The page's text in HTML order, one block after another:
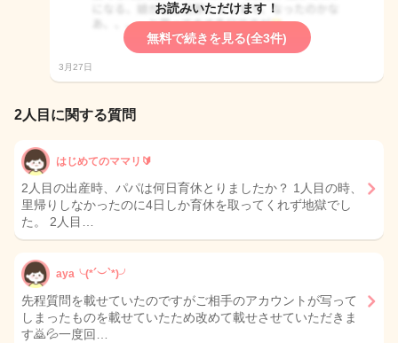
お読みいただけます！
無料で続きを見る(全3件)
3月27日
2人目に関する質問
はじめてのママリ🔰
2人目の出産時、パパは何日育休とりましたか？ 1人目の時、
里帰りしなかったのに4日しか育休を取ってくれず地獄でし
た。 2人目…
aya╰(*´︶`*)╯
先程質問を載せていたのですがご相手のアカウントが写って
しまったものを載せていたため改めて載せさせていただきま
す🙇💦一度回…